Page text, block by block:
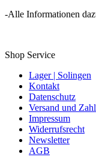
-Alle Informationen
Shop Service
Lager | Solingen
Kontakt
Datenschutz
Versand und
Impressum
Widerrufsrecht
Newsletter
AGB